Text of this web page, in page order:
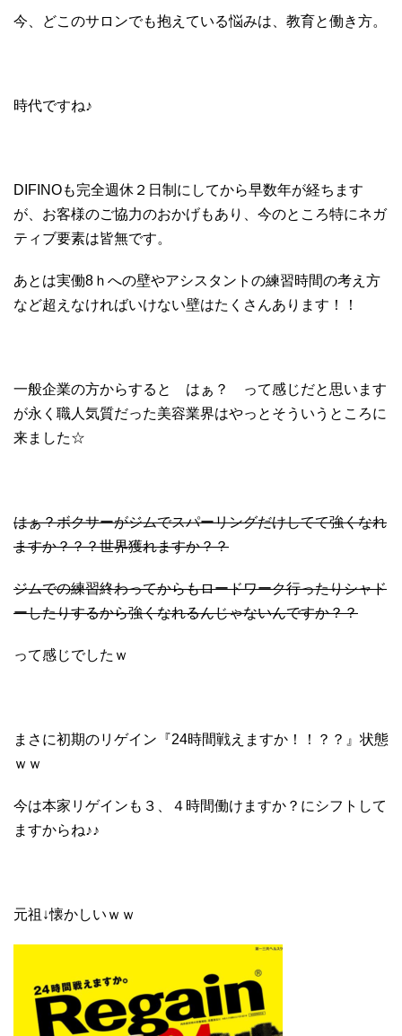
今、どこのサロンでも抱えている悩みは、教育と働き方。
時代ですね♪
DIFINOも完全週休２日制にしてから早数年が経ちます
が、お客様のご協力のおかげもあり、今のところ特にネガ
ティブ要素は皆無です。
あとは実働8ｈへの壁やアシスタントの練習時間の考え方
など超えなければいけない壁はたくさんあります！！
一般企業の方からすると はぁ？ って感じだと思います
が永く職人気質だった美容業界はやっとそういうところに
来ました☆
はぁ？ボクサーがジムでスパーリングだけしてて強くなれ
ますか？？？世界獲れますか？？
ジムでの練習終わってからもロードワーク行ったりシャド
ーしたりするから強くなれるんじゃないんですか？？
って感じでしたｗ
まさに初期のリゲイン『24時間戦えますか！！？？』状態
ｗｗ
今は本家リゲインも３、４時間働けますか？にシフトして
ますからね♪♪
元祖↓懐かしいｗｗ